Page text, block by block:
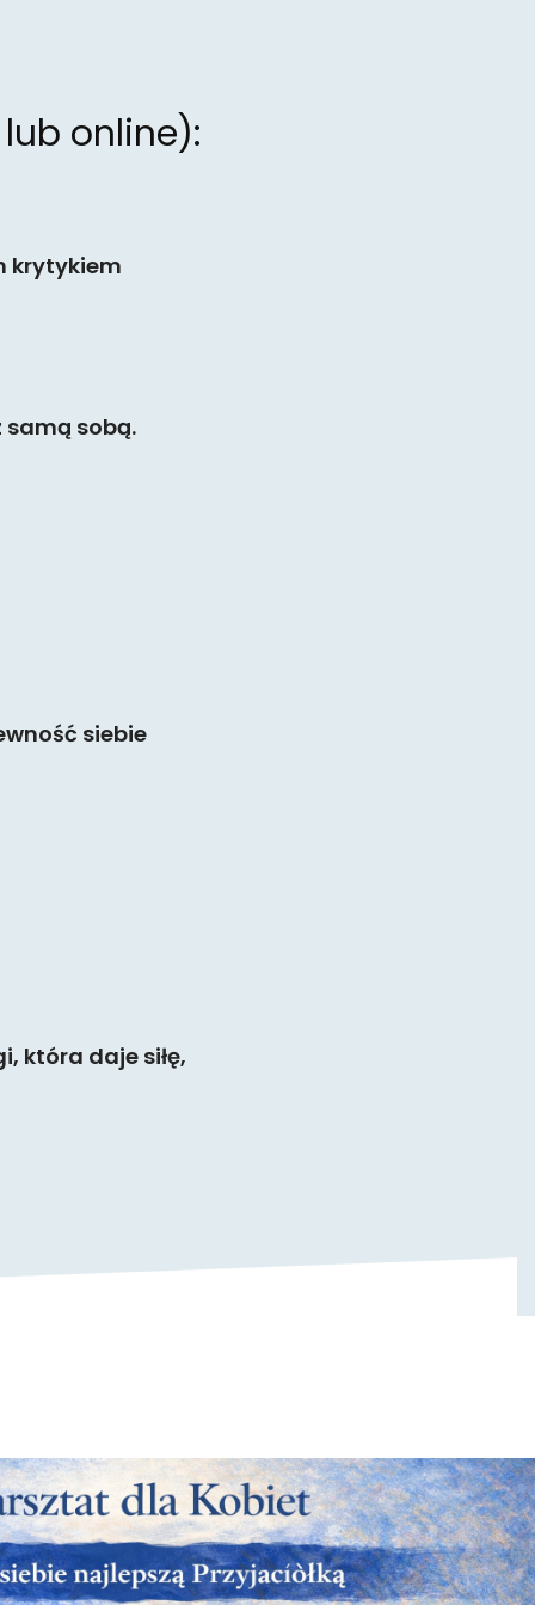
online):
krytykiem
samą sobą.
siebie
która daje siłę,